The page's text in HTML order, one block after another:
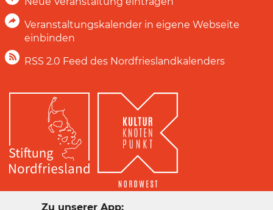
Veranstaltungskalender in eigene Webseite
einbinden
RSS 2.0 Feed des Nordfrieslandkalenders
Zu unserer App: